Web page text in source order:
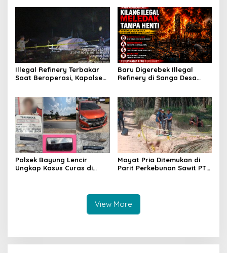
Beban Warga
Illegal Refinery Terbakar
Saat Beroperasi, Kapolsek
Pencegahan Terus
Dilakukan
Baru Digerebek Illegal
Refinery di Sanga Desa
Polsek Bayung Lencir
Ungkap Kasus Curas di
Mayat Pria Ditemukan di
Parit Perkebunan Sawit PT
View More